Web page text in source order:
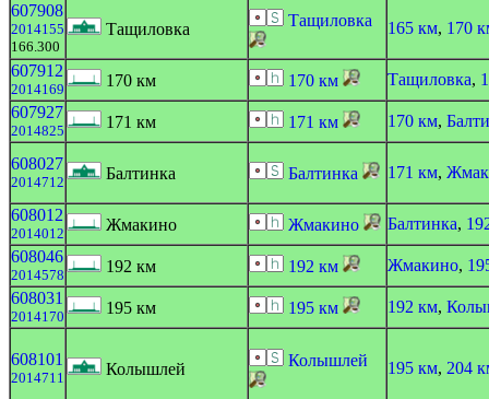
607908
2014155
166.300
Тащиловка Тащиловка 165 км, 170
607912
2014169 170 км 170 км Тащиловка,
607927
2014825 171 км 171 км 170 км,
608027
2014712 Балтинка Балтинка 171 км,
608012
2014012 Жмакино Жмакино Балтинка,
608046
2014578 192 км 192 км Жмакино,
608031
2014170 195 км 195 км 192 км,
608101
2014711 Колышлей Колышлей 195 км, 204